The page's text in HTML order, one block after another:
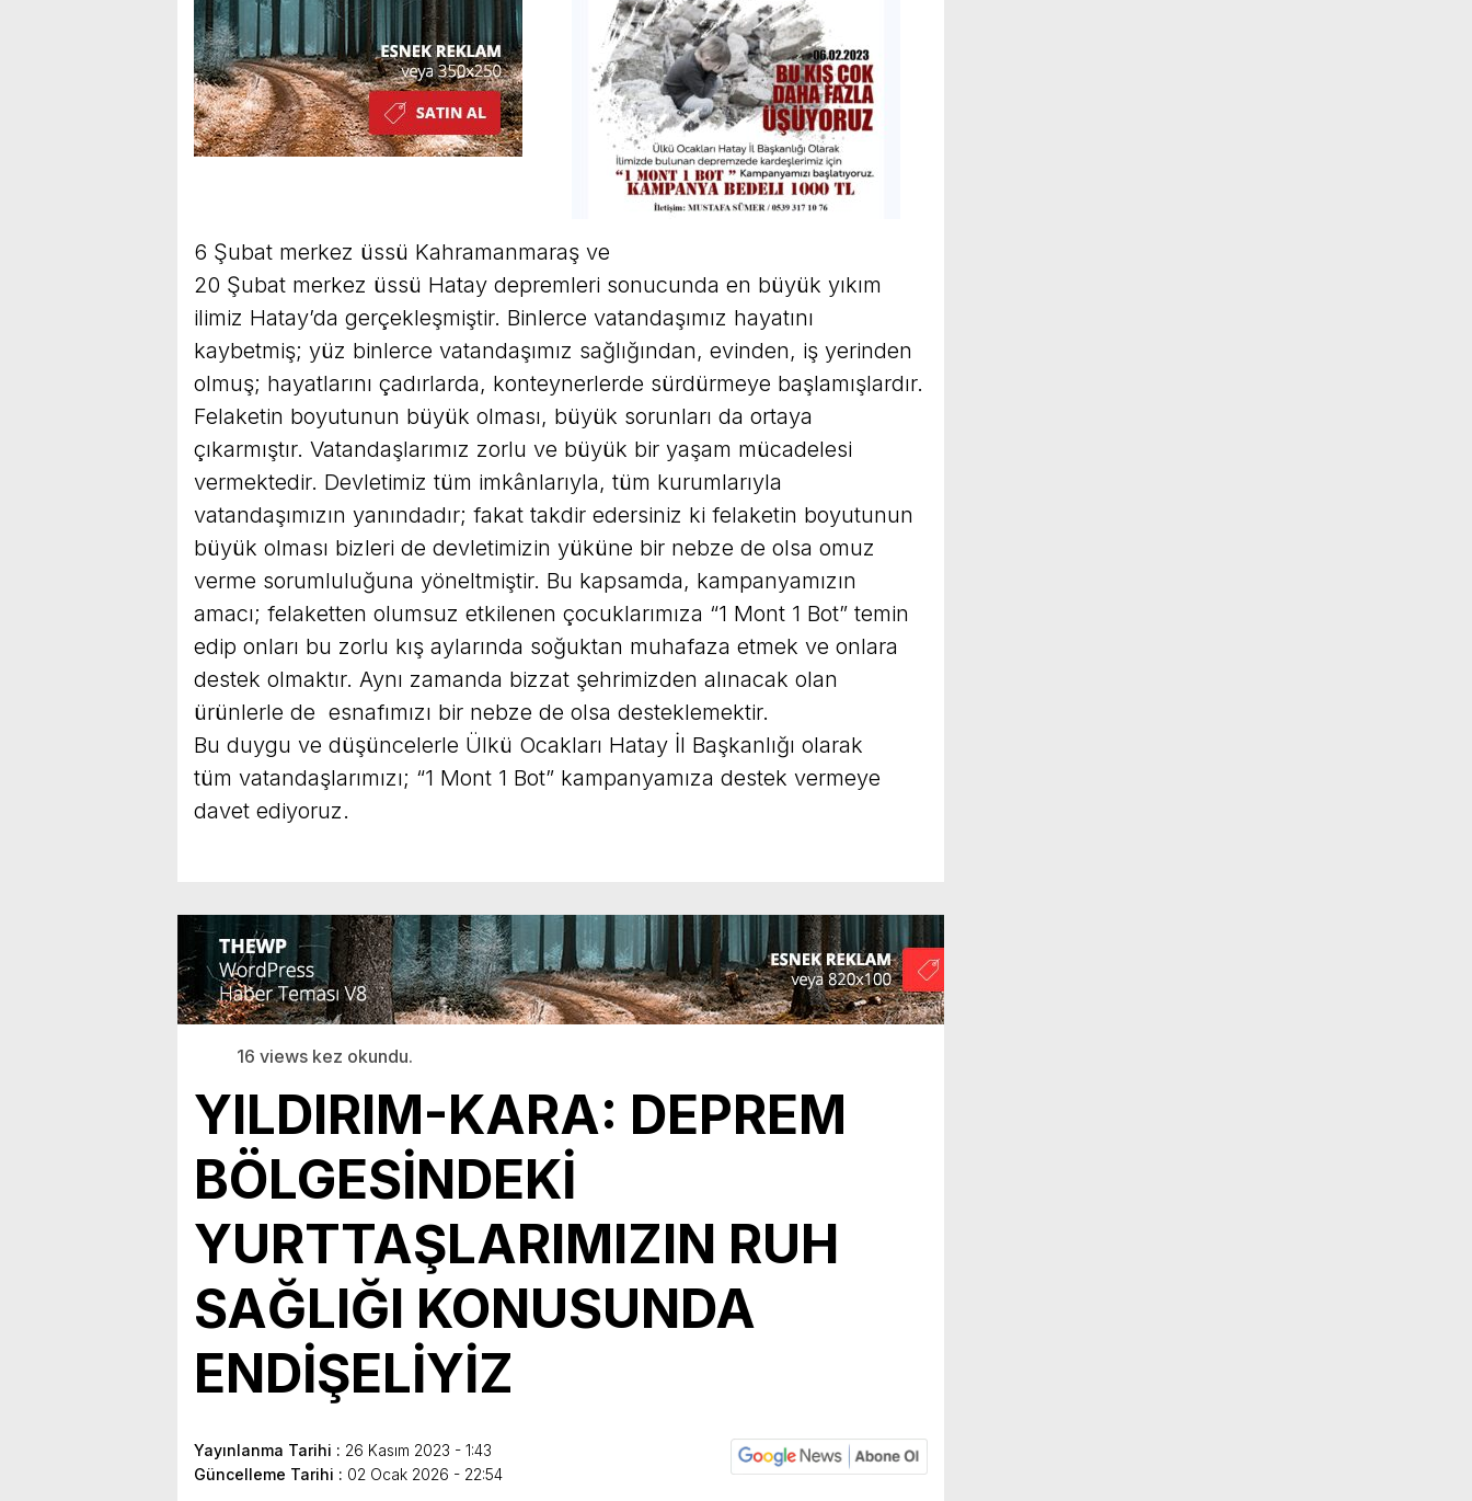
6 Şubat merkez üssü Kahramanmaraş ve
20 Şubat merkez üssü Hatay depremleri sonucunda en büyük yıkım
ilimiz Hatay’da gerçekleşmiştir. Binlerce vatandaşımız hayatını
kaybetmiş; yüz binlerce vatandaşımız sağlığından, evinden, iş yerinden
olmuş; hayatlarını çadırlarda, konteynerlerde sürdürmeye başlamışlardır.
Felaketin boyutunun büyük olması, büyük sorunları da ortaya
çıkarmıştır. Vatandaşlarımız zorlu ve büyük bir yaşam mücadelesi
vermektedir. Devletimiz tüm imkânlarıyla, tüm kurumlarıyla
vatandaşımızın yanındadır; fakat takdir edersiniz ki felaketin boyutunun
büyük olması bizleri de devletimizin yüküne bir nebze de olsa omuz
verme sorumluluğuna yöneltmiştir. Bu kapsamda, kampanyamızın
amacı; felaketten olumsuz etkilenen çocuklarımıza “1 Mont 1 Bot” temin
edip onları bu zorlu kış aylarında soğuktan muhafaza etmek ve onlara
destek olmaktır. Aynı zamanda bizzat şehrimizden alınacak olan
ürünlerle de esnafımızı bir nebze de olsa desteklemektir.
Bu duygu ve düşüncelerle Ülkü Ocakları Hatay İl Başkanlığı olarak
tüm vatandaşlarımızı; “1 Mont 1 Bot” kampanyamıza destek vermeye
davet ediyoruz.
16 views kez okundu.
YILDIRIM-KARA: DEPREM
BÖLGESİNDEKİ
YURTTAŞLARIMIZIN RUH
SAĞLIĞI KONUSUNDA
ENDİŞELİYİZ
Yayınlanma Tarihi : 26 Kasım 2023 - 1:43
Güncelleme Tarihi : 02 Ocak 2026 - 22:54